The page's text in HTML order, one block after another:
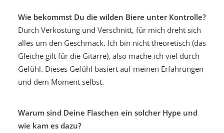
Wie bekommst Du die wilden Biere unter Kontrolle?
Durch Verkostung und Verschnitt, für mich dreht sich
alles um den Geschmack. Ich bin nicht theoretisch (das
Gleiche gilt für die Gitarre), also mache ich viel durch
Gefühl. Dieses Gefühl basiert auf meinen Erfahrungen
und dem Moment selbst.
Warum sind Deine Flaschen ein solcher Hype und
wie kam es dazu?